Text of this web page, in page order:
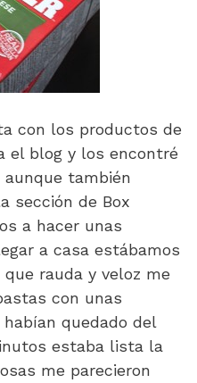
con los productos de
el blog y los encontré
aunque también
sección de Box
a hacer unas
a casa estábamos
rauda y veloz me
con unas
quedado del
estaba lista la
me parecieron